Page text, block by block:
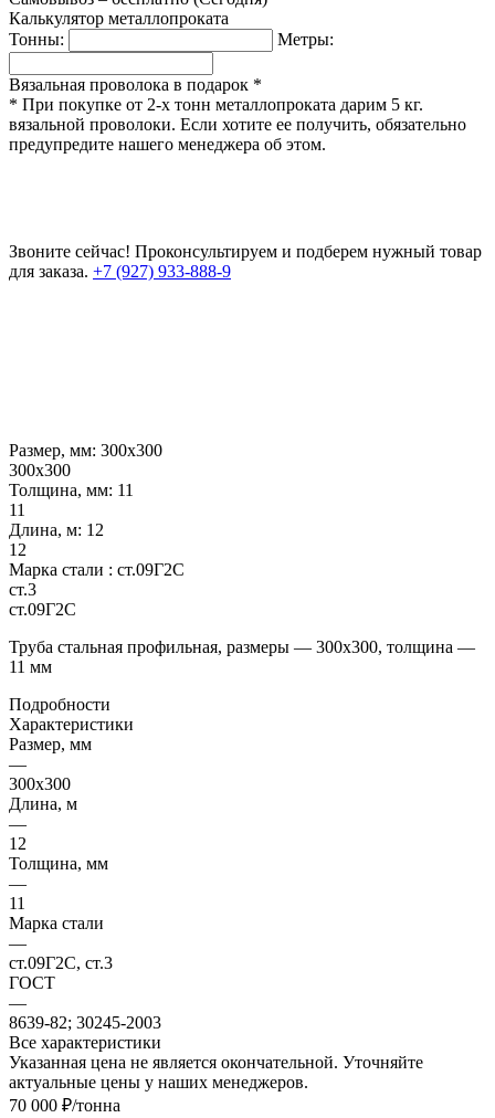
Калькулятор металлопроката
Тонны:
Метры:
Вязальная проволока в подарок *
* При покупке от 2-х тонн металлопроката дарим 5 кг.
вязальной проволоки. Если хотите ее получить, обязательно
предупредите нашего менеджера об этом.
Звоните сейчас! Проконсультируем и подберем нужный товар
для заказа. +7 (927) 933-888-9
Размер, мм: 300х300
300х300
Толщина, мм: 11
11
Длина, м: 12
12
Марка стали : ст.09Г2С
ст.3
ст.09Г2С
Труба стальная профильная, размеры — 300х300, толщина —
11 мм
Подробности
Характеристики
Размер, мм
—
300х300
Длина, м
—
12
Толщина, мм
—
11
Марка стали
—
ст.09Г2С, ст.3
ГОСТ
—
8639-82; 30245-2003
Все характеристики
Указанная цена не является окончательной. Уточняйте
актуальные цены у наших менеджеров.
70 000 ₽/тонна